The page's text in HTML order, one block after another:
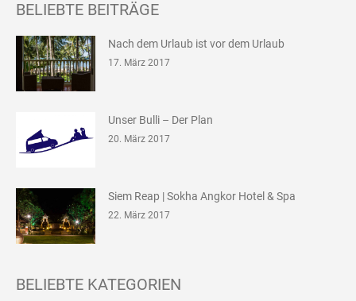
BELIEBTE BEITRÄGE
Nach dem Urlaub ist vor dem Urlaub
17. März 2017
Unser Bulli – Der Plan
20. März 2017
Siem Reap | Sokha Angkor Hotel & Spa
22. März 2017
BELIEBTE KATEGORIEN